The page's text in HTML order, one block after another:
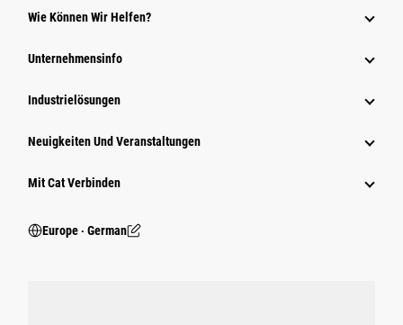
Wie Können Wir Helfen?
Unternehmensinfo
Industrielösungen
Neuigkeiten Und Veranstaltungen
Mit Cat Verbinden
Europe ‧ German